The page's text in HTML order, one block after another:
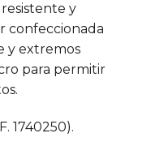
resistente y
confeccionada
y extremos
para permitir
1740250).